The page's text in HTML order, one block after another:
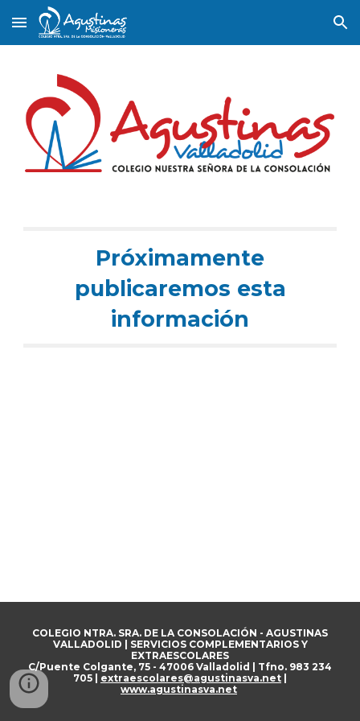
Skip to main content Skip to navigation
Próximamente
publicaremos esta
información
COLEGIO NTRA. SRA. DE LA CONSOLACIÓN - AGUSTINAS
VALLADOLID | SERVICIOS COMPLEMENTARIOS Y
EXTRAESCOLARES
C/Puente Colgante, 75 - 47006 Valladolid | Tfno. 983 234
705 | extraescolares@agustinasva.net
www.agustinasva.net